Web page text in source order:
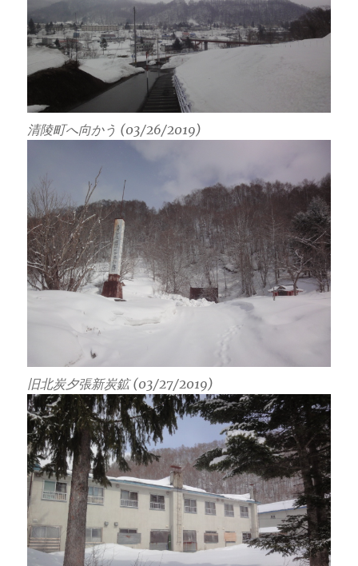
清陵町へ向かう (03/26/2019)
旧北炭夕張新炭鉱 (03/27/2019)